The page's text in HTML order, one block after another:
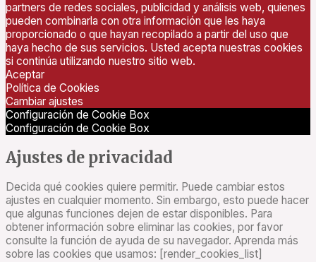
partners de redes sociales, publicidad y análisis web, quienes
pueden combinarla con otra información que les haya
proporcionado o que hayan recopilado a partir del uso que
haya hecho de sus servicios. Usted acepta nuestras cookies
si continúa utilizando nuestro sitio web.
Aceptar
Política de Cookies
Cambiar ajustes
Configuración de Cookie Box
Configuración de Cookie Box
Ajustes de privacidad
Decida qué cookies quiere permitir. Puede cambiar estos
ajustes en cualquier momento. Sin embargo, esto puede hacer
que algunas funciones dejen de estar disponibles. Para
obtener información sobre eliminar las cookies, por favor
consulte la función de ayuda de su navegador. Aprenda más
sobre las cookies que usamos: [render_cookies_list]